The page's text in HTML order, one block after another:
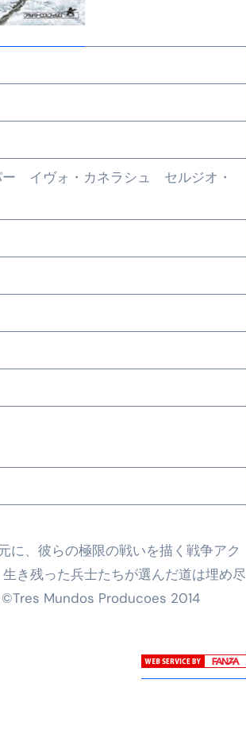
イヴォ・カネラシュ セルジオ・
に、彼らの極限の戦いを描く戦争アク
き残った兵士たちが選んだ道は埋め尽
©Tres Mundos Producoes 2014